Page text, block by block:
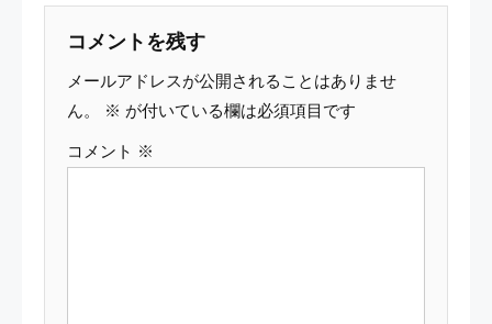
ビ
ゲ
ー
シ
コメントを残す
メールアドレスが公開されることはありませ
ん。
※ が付いている欄は必須項目です
コメント ※